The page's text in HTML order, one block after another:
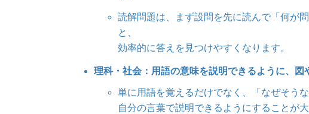
読解問題は、まず設問を先に読んで「何が
と、
効率的に答えを見つけやすくなります。
理科・社会：用語の意味を説明できるように、図
単に用語を覚えるだけでなく、「なぜそう
自分の言葉で説明できるようにすることが大